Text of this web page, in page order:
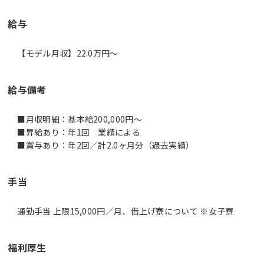
給与
【モデル月収】22.0万円〜
給与備考
■月収明細：基本給200,000円～
■昇給あり：年1回 業績による
■賞与あり：年2回／計2.0ヶ月分（過去実績）
手当
通勤手当 上限15,000円／月、借上げ寮について ※女子寮
福利厚生